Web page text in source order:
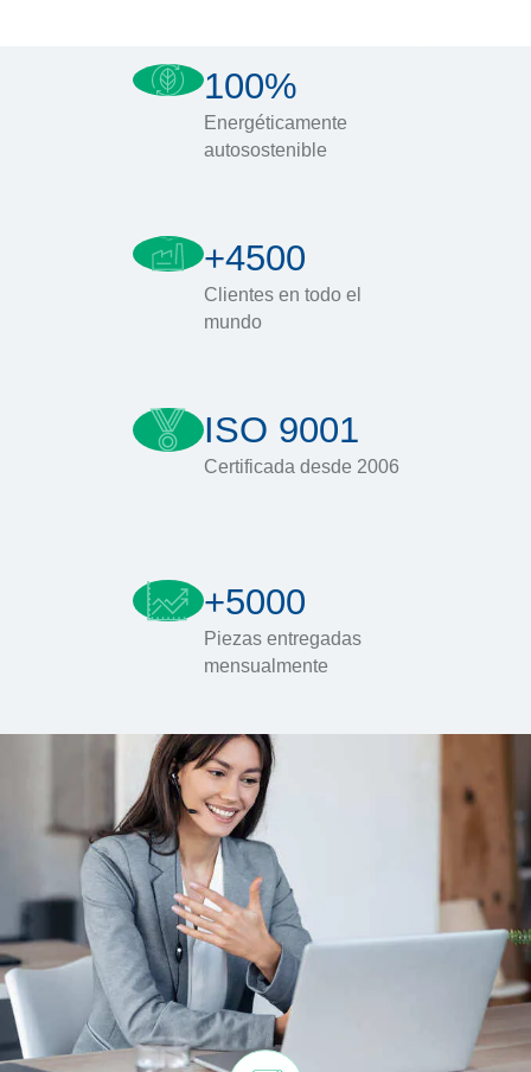
100%
Energéticamente
autosostenible
+4500
Clientes en todo el
mundo
ISO 9001
Certificada desde 2006
+5000
Piezas entregadas
mensualmente